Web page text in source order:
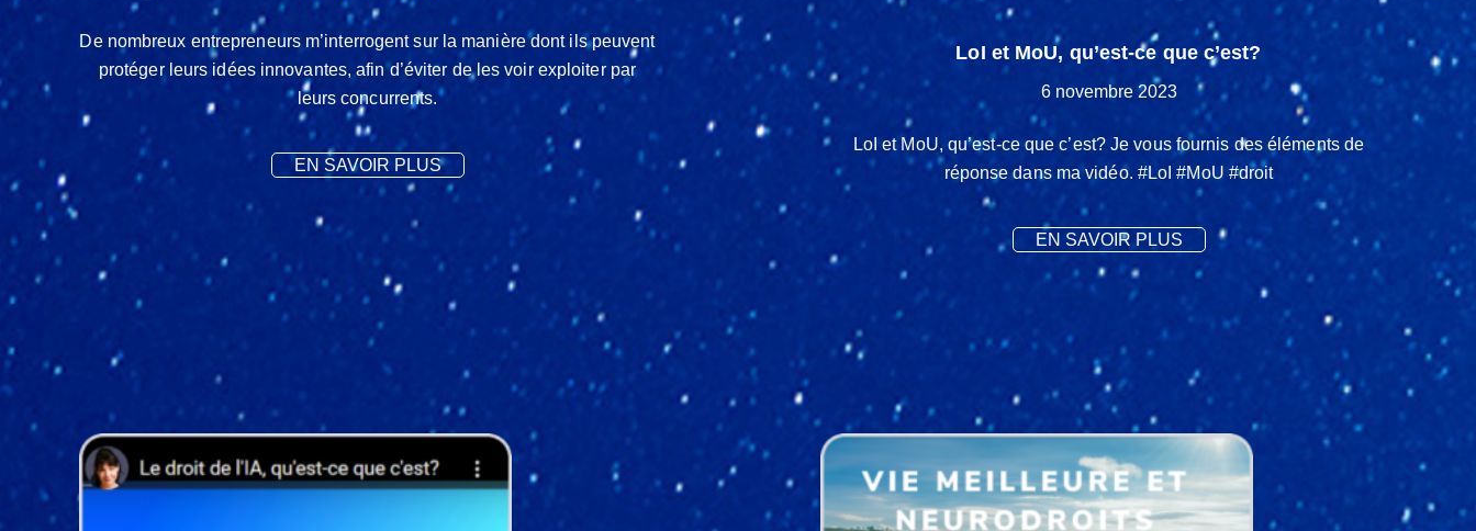
De nombreux entrepreneurs m’interrogent sur la manière dont ils peuvent
protéger leurs idées innovantes, afin d’éviter de les voir exploiter par
leurs concurrents.
EN SAVOIR PLUS
LoI et MoU, qu’est-ce que c’est?
6 novembre 2023
LoI et MoU, qu’est-ce que c’est? Je vous fournis des éléments de
réponse dans ma vidéo. #LoI #MoU #droit
EN SAVOIR PLUS